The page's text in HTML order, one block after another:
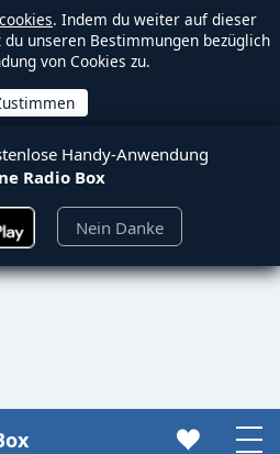
cookies. Indem du weiter auf dieser
unseren Bestimmungen bezüglich
von Cookies zu.
Handy-Anwendung
Radio Box
Nein Danke